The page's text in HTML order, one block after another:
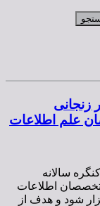
زنجانی
علم اطلاعات
سالانه
اعلام کرد 1)کنگره متخصصان اطلاعات
شود و هدف از